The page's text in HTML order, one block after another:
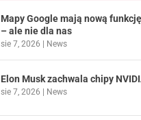
Mapy Google mają nową funkcję
– ale nie dla nas
sie 7, 2026 | News
Elon Musk zachwala chipy
sie 7, 2026 | News